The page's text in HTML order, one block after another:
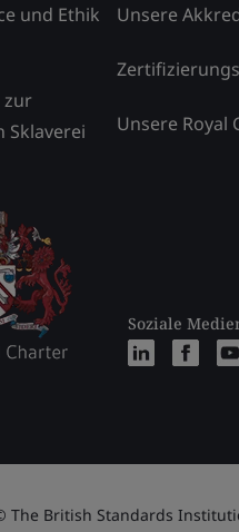
und Ethik
zur
Sklaverei
Unsere
Unsere Royal
Soziale
The British Standards